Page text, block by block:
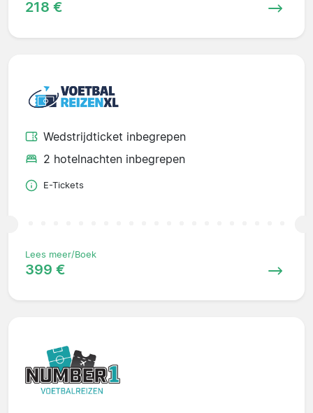
218 €
Wedstrijdticket inbegrepen
2 hotelnachten inbegrepen
E-Tickets
Lees meer/Boek
399 €